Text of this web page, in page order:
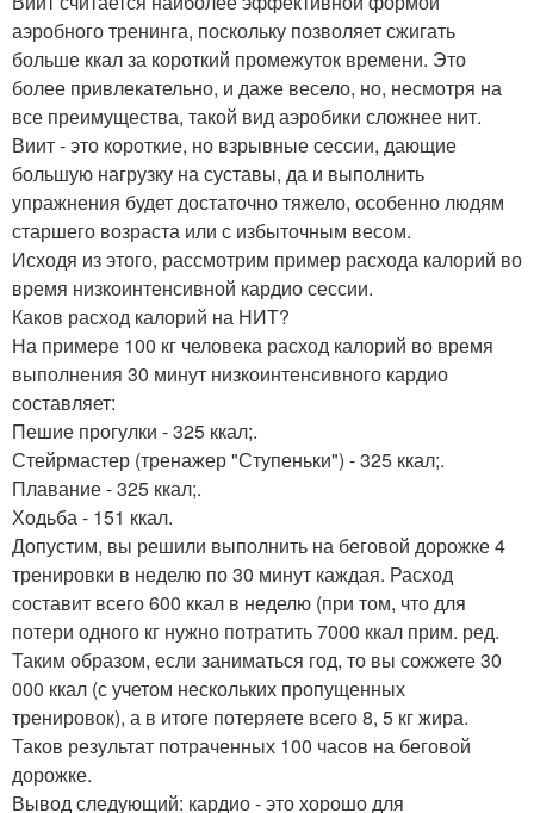
аэробного тренинга, поскольку позволяет сжигать
больше ккал за короткий промежуток времени. Это
более привлекательно, и даже весело, но, несмотря на
все преимущества, такой вид аэробики сложнее нит.
Виит - это короткие, но взрывные сессии, дающие
большую нагрузку на суставы, да и выполнить
упражнения будет достаточно тяжело, особенно людям
старшего возраста или с избыточным весом.
Исходя из этого, рассмотрим пример расхода калорий во
время низкоинтенсивной кардио сессии.
Каков расход калорий на НИТ?
На примере 100 кг человека расход калорий во время
выполнения 30 минут низкоинтенсивного кардио
составляет:
Пешие прогулки - 325 ккал;.
Стейрмастер (тренажер "Ступеньки") - 325 ккал;.
Плавание - 325 ккал;.
Ходьба - 151 ккал.
Допустим, вы решили выполнить на беговой дорожке 4
тренировки в неделю по 30 минут каждая. Расход
составит всего 600 ккал в неделю (при том, что для
потери одного кг нужно потратить 7000 ккал прим. ред.
Таким образом, если заниматься год, то вы сожжете 30
000 ккал (с учетом нескольких пропущенных
тренировок), а в итоге потеряете всего 8, 5 кг жира.
Таков результат потраченных 100 часов на беговой
дорожке.
Вывод следующий: кардио - это хорошо для